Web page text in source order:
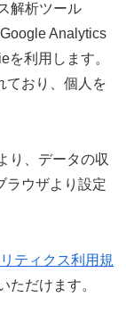
解析ツール
Analytics
利用します。
ており、個人を
り、データの収
ラウザより設定
ティクス利用規
ただけます。